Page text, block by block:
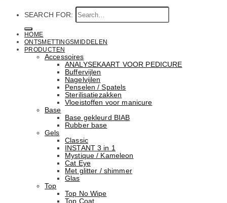
SEARCH FOR:
HOME
ONTSMETTINGSMIDDELEN
PRODUCTEN
Accessoires
ANALYSEKAART VOOR PEDICURE
Buffervijlen
Nagelvijlen
Penselen / Spatels
Sterilisatiezakken
Vloeistoffen voor manicure
Base
Basе gekleurd BIAB
Rubber basе
Gels
Classic
INSTANT 3 in 1
Mystique / Kameleon
Cat Eye
Met glitter / shimmer
Glas
Top
Top No Wipe
Top Coat